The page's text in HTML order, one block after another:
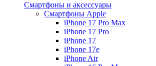
Смартфоны и аксессуары
Смартфоны Apple
iPhone 17 Pro Max
iPhone 17 Pro
iPhone 17
iPhone 17e
iPhone Air